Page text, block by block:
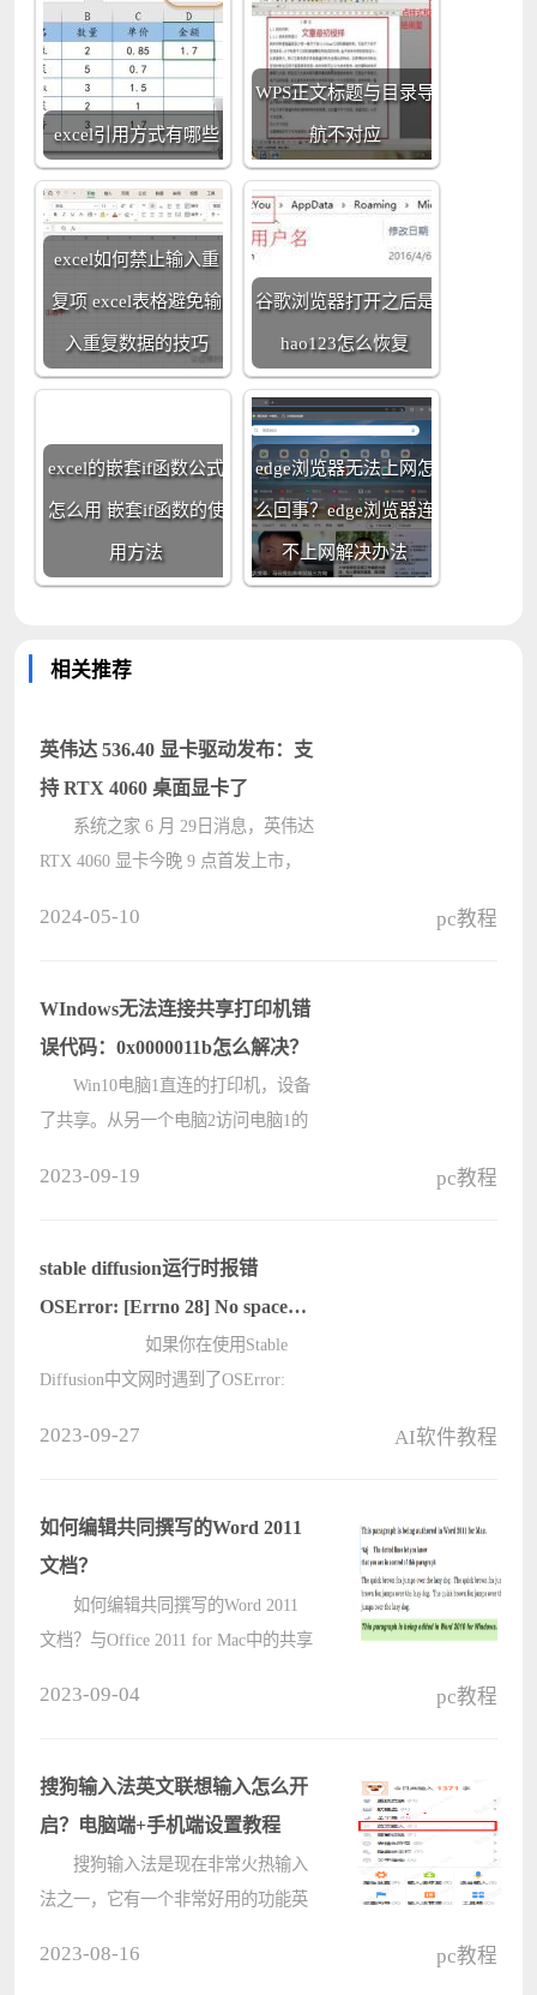
excel引用方式有哪些
WPS正文标题与目录导
航不对应
excel如何禁止输入重
复项 excel表格避免输
入重复数据的技巧
谷歌浏览器打开之后是
hao123怎么恢复
excel的嵌套if函数公式
怎么用 嵌套if函数的使
用方法
edge浏览器无法上网怎
么回事？edge浏览器连
不上网解决办法
相关推荐
英伟达 536.40 显卡驱动发布：支
持 RTX 4060 桌面显卡了
系统之家 6 月 29日消息，英伟达
RTX 4060 显卡今晚 9 点首发上市，
一些问题，比如图像边框像素上可能
出????
2024-05-10 pc教程
WIndows无法连接共享打印机错
误代码：0x0000011b怎么解决？
Win10电脑1直连的打印机，设备
了共享。从另一个电脑2访问电脑1的
共享打印机的，只是最近几天突然连
2023-09-19 pc教程
stable diffusion运行时报错
OSError: [Errno 28] No space
left on device的解决办法
如果你在使用Stable
Diffusion中文网时遇到了OSError:
设备上的硬盘或暂存文件夹已经????
2023-09-27 AI软件教程
如何编辑共同撰写的Word 2011
文档？
如何编辑共同撰写的Word 2011
文档？与Office 2011 for Mac中的共享
保存到服务器。当新的共同作者加入
W????
2023-09-04 pc教程
搜狗输入法英文联想输入怎么开
启？电脑端+手机端设置教程
搜狗输入法是现在非常火热输入
法之一，它有一个非常好用的功能英
2023-08-16 pc教程